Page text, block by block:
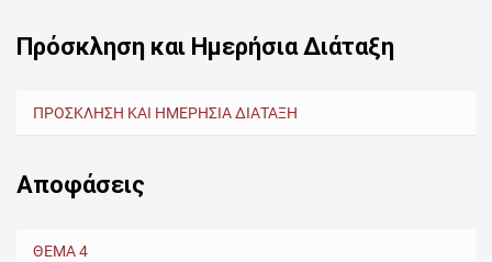
Πρόσκληση και Ημερήσια Διάταξη
ΠΡΟΣΚΛΗΣΗ ΚΑΙ ΗΜΕΡΗΣΙΑ ΔΙΑΤΑΞΗ
Αποφάσεις
ΘΕΜΑ 4